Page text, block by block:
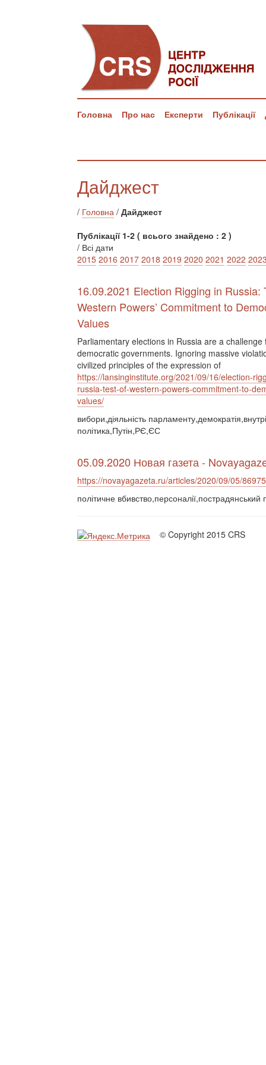
Головна Про нас Експерти Публікації
Дайджест
/ Головна / Дайджест
Публікації 1-2 ( всього знайдено : 2 )
/ Всі дати
2015 2016 2017 2018 2019 2020 2021 2022
16.09.2021 Election Rigging in Russia:
Western Powers’ Commitment to
Values
Parliamentary elections in Russia are a challenge
democratic governments. Ignoring massive
civilized principles of the expression of
https://lansinginstitute.org/2021/09/16/election-
russia-test-of-western-powers-commitment-to-
values/
вибори,діяльність
політика,Путін,РЄ,ЄС
05.09.2020 Новая газета -
https://novayagazeta.ru/articles/2020/09/05/
політичне
© Copyright 2015 CRS